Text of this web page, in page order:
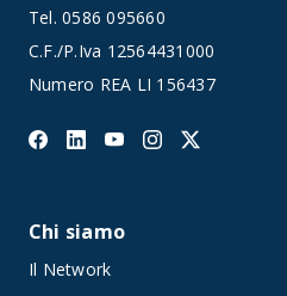
Tel.0586 095660
C.F./P.Iva 12564431000
Numero REA LI 156437
Chi siamo
Il Network